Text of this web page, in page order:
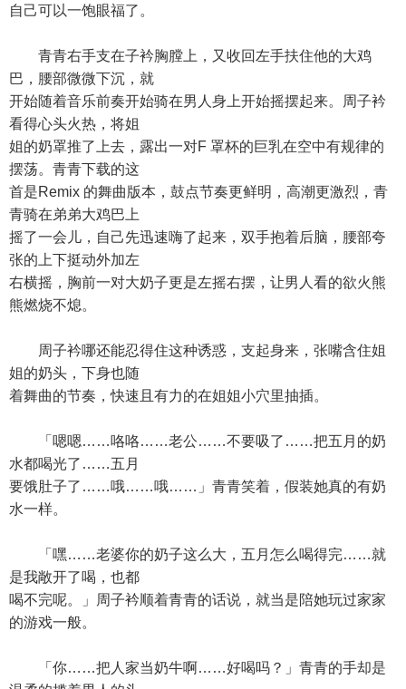
自己可以一饱眼福了。
青青右手支在子衿胸膛上，又收回左手扶住他的大鸡
巴，腰部微微下沉，就
开始随着音乐前奏开始骑在男人身上开始摇摆起来。周子衿
看得心头火热，将姐
姐的奶罩推了上去，露出一对F 罩杯的巨乳在空中有规律的
摆荡。青青下载的这
首是Remix 的舞曲版本，鼓点节奏更鲜明，高潮更激烈，青
青骑在弟弟大鸡巴上
摇了一会儿，自己先迅速嗨了起来，双手抱着后脑，腰部夸
张的上下挺动外加左
右横摇，胸前一对大奶子更是左摇右摆，让男人看的欲火熊
熊燃烧不熄。
周子衿哪还能忍得住这种诱惑，支起身来，张嘴含住姐
姐的奶头，下身也随
着舞曲的节奏，快速且有力的在姐姐小穴里抽插。
「嗯嗯……咯咯……老公……不要吸了……把五月的奶
水都喝光了……五月
要饿肚子了……哦……哦……」青青笑着，假装她真的有奶
水一样。
「嘿……老婆你的奶子这么大，五月怎么喝得完……就
是我敞开了喝，也都
喝不完呢。」周子衿顺着青青的话说，就当是陪她玩过家家
的游戏一般。
「你……把人家当奶牛啊……好喝吗？」青青的手却是